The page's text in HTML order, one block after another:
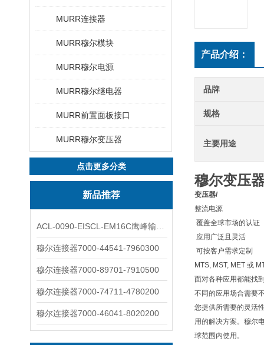
MURR连接器
MURR穆尔模块
MURR穆尔电源
MURR穆尔继电器
MURR前置面板接口
MURR穆尔变压器
点击更多分类
新品推荐
穆尔连接器7000-44541-7960300
穆尔连接器7000-89701-7910500
穆尔连接器7000-74711-4780200
穆尔连接器7000-46041-8020200
产品介绍：
品牌
规格
主要用途
穆尔变压
变压器/
整流电源
 覆盖全球市场的认证
 应用广泛且灵活
 可按客户需求定制
MTS, MST, MET 或
面对各种应用都能找
不同的应用场合需要
您提供所需要的灵活
用的解决方案。穆尔
球范围内使用。